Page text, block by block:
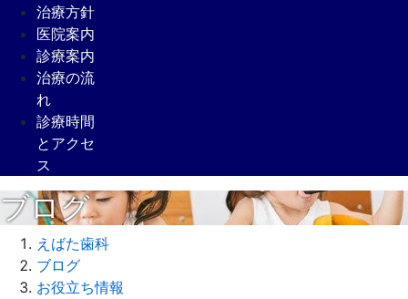
治療方針
医院案内
診療案内
治療の流
れ
診療時間
とアクセ
ス
ブログ
えばた歯科
ブログ
お役立ち情報